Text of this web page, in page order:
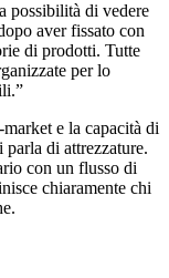
possibilità di vedere
aver fissato con
di prodotti. Tutte
per lo
e la capacità di
di attrezzature.
con un flusso di
chiaramente chi